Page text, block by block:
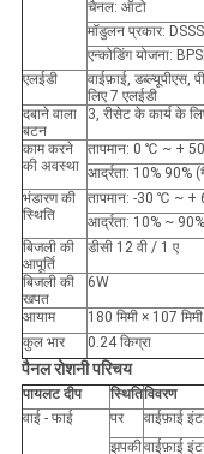
चैनल: ऑटो
मॉडुलन प्रकार:
एन्कोडिंग योजना:
एलईडी
वाईफ़ाई,
लिए 7 एलईडी
दबाने वाला
बटन
3, रीसेट के कार्य के
काम करने
की अवस्था
तापमान: 0 ℃ ~ +
आर्द्रता: 10% 90%
भंडारण की
स्थिति
तापमान: -30 ℃ ~ +
आर्द्रता: 10% ~
बिजली की
आपूर्ति
डीसी 12 वी / 1 ए
बिजली की
खपत
6W
आयाम
180 मिमी × 107
कुल भार
0.24 किग्रा
पैनल रोशनी परिचय
पायलट दीप स्थितिविवरण
वाई - फाई
पर
वाईफ़ाई
झपकीवाईफ़ाई